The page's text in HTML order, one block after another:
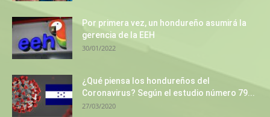
Por primera vez, un hondureño asumirá la
gerencia de la EEH
30/01/2022
¿Qué piensa los hondureños del
Coronavirus? Según el estudio número 79...
27/03/2020